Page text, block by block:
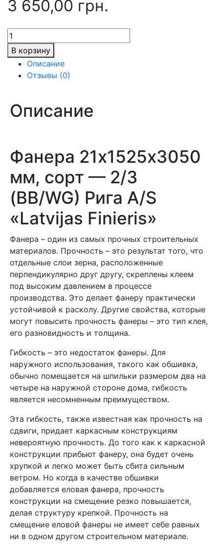
3 650,00 грн.
Количество
товара
Фанера
21х1525х3050
2/3
В корзину
Описание
Отзывы (0)
Описание
Фанера 21х1525х3050
мм, сорт — 2/3
(ВВ/WG) Рига A/S
«Latvijas Finieris»
Фанера – один из самых прочных строительных
материалов. Прочность – это результат того, что
отдельные слои зерна, расположенные
перпендикулярно друг другу, скреплены клеем
под высоким давлением в процессе
производства. Это делает фанеру практически
устойчивой к расколу. Другие свойства, которые
могут повысить прочность фанеры – это тип клея,
его разновидность и толщина.
Гибкость – это недостаток фанеры. Для
наружного использования, такого как обшивка,
обычно помещается на шпильки размером два на
четыре на наружной стороне дома, гибкость
является несомненным преимуществом.
Эта гибкость, также известная как прочность на
сдвиги, придает каркасным конструкциям
невероятную прочность. До того как к каркасной
конструкции прибьют фанеру, она будет очень
хрупкой и легко может быть сбита сильным
ветром. Но когда в качестве обшивки
добавляется еловая фанера, прочность
конструкции на смещение резко повышается,
делая структуру крепкой. Прочность на
смещение еловой фанеры не имеет себе равных
ни в одном другом строительном материале.